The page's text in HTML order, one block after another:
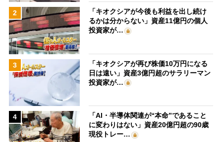
2
「キオクシアが今後も利益を出し続け
るかは分からない」資産11億円の個人
投資家が…
3
「キオクシアが再び株価10万円になる
日は遠い」資産3億円超のサラリーマン
投資家が…
4
「AI・半導体関連が“本命”であること
に変わりはない」資産20億円超の90歳
現役トレー…